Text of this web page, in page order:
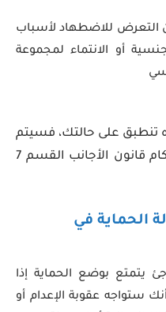
التعرض للاضطهاد لأسباب
أو الانتماء لمجموعة
تنطبق على حالتك، فسيتم
منحك تصريح إقامة بموجب أحكام قانون الأجانب القسم 7
الحماية في
يتمتع بوضع الحماية إذا
ستواجه عقوبة الإعدام أو